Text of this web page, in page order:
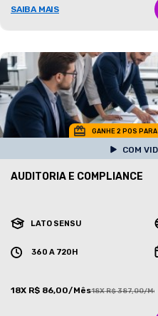
SAIBA MAIS
GANHE 2 POS PARA
COM
AUDITORIA E COMPLIANCE
LATO SENSU
360 A 720H
18X R$ 86,00/Mês18X R$ 387,00/Mês